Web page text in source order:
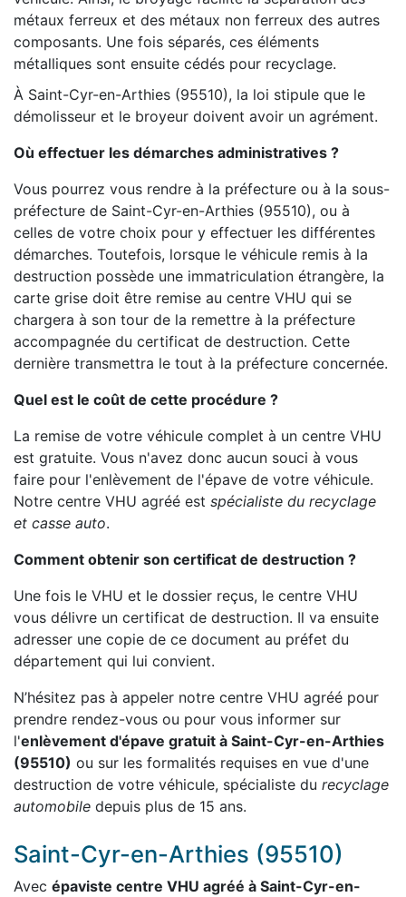
métaux ferreux et des métaux non ferreux des autres
composants. Une fois séparés, ces éléments
métalliques sont ensuite cédés pour recyclage.
À Saint-Cyr-en-Arthies (95510), la loi stipule que le
démolisseur et le broyeur doivent avoir un agrément.
Où effectuer les démarches administratives ?
Vous pourrez vous rendre à la préfecture ou à la sous-
préfecture de Saint-Cyr-en-Arthies (95510), ou à
celles de votre choix pour y effectuer les différentes
démarches. Toutefois, lorsque le véhicule remis à la
destruction possède une immatriculation étrangère, la
carte grise doit être remise au centre VHU qui se
chargera à son tour de la remettre à la préfecture
accompagnée du certificat de destruction. Cette
dernière transmettra le tout à la préfecture concernée.
Quel est le coût de cette procédure ?
La remise de votre véhicule complet à un centre VHU
est gratuite. Vous n'avez donc aucun souci à vous
faire pour l'enlèvement de l'épave de votre véhicule.
Notre centre VHU agréé est spécialiste du recyclage
et casse auto.
Comment obtenir son certificat de destruction ?
Une fois le VHU et le dossier reçus, le centre VHU
vous délivre un certificat de destruction. Il va ensuite
adresser une copie de ce document au préfet du
département qui lui convient.
N’hésitez pas à appeler notre centre VHU agréé pour
prendre rendez-vous ou pour vous informer sur
l'enlèvement d'épave gratuit à Saint-Cyr-en-Arthies
(95510) ou sur les formalités requises en vue d'une
destruction de votre véhicule, spécialiste du recyclage
automobile depuis plus de 15 ans.
Saint-Cyr-en-Arthies (95510)
Avec épaviste centre VHU agréé à Saint-Cyr-en-